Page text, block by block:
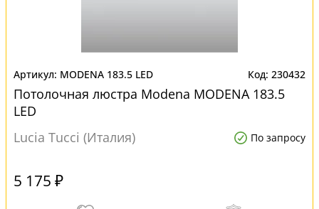
MODENA 183.5 LED 230432
Потолочная люстра Modena MODENA 183.5
LED
Lucia Tucci (Италия)
По запросу
5 175 ₽